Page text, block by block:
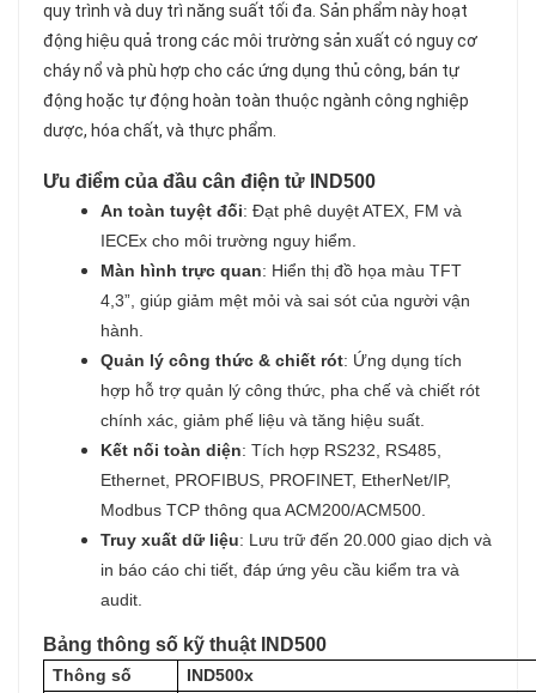
quy trình và duy trì năng suất tối đa. Sản phẩm này hoạt
động hiệu quả trong các môi trường sản xuất có nguy cơ
cháy nổ và phù hợp cho các ứng dụng thủ công, bán tự
động hoặc tự động hoàn toàn thuộc ngành công nghiệp
dược, hóa chất, và thực phẩm.
Ưu điểm của đầu cân điện tử IND500
An toàn tuyệt đối: Đạt phê duyệt ATEX, FM và
IECEx cho môi trường nguy hiểm.
Màn hình trực quan: Hiển thị đồ họa màu TFT
4,3”, giúp giảm mệt mỏi và sai sót của người vận
hành.
Quản lý công thức & chiết rót: Ứng dụng tích
hợp hỗ trợ quản lý công thức, pha chế và chiết rót
chính xác, giảm phế liệu và tăng hiệu suất.
Kết nối toàn diện: Tích hợp RS232, RS485,
Ethernet, PROFIBUS, PROFINET, EtherNet/IP,
Modbus TCP thông qua ACM200/ACM500.
Truy xuất dữ liệu: Lưu trữ đến 20.000 giao dịch và
in báo cáo chi tiết, đáp ứng yêu cầu kiểm tra và
audit.
Bảng thông số kỹ thuật IND500
Thông số
IND500x